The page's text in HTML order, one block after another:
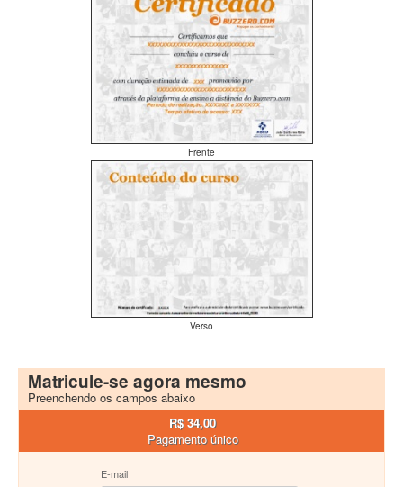
Frente
Verso
Matricule-se agora mesmo
Preenchendo os campos abaixo
R$ 34,00
Pagamento único
E-mail